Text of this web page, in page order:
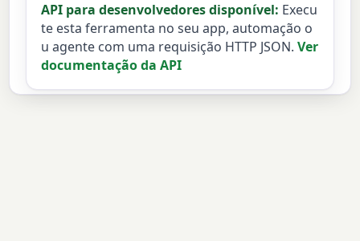
API para desenvolvedores disponível: Execu
te esta ferramenta no seu app, automação o
u agente com uma requisição HTTP JSON. Ver
documentação da API